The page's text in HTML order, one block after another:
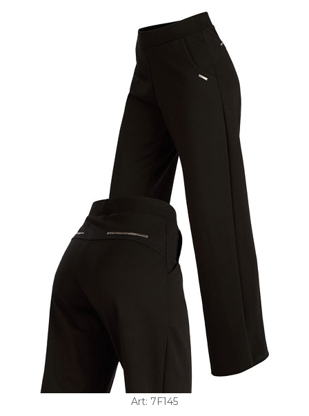
Art: 7F145